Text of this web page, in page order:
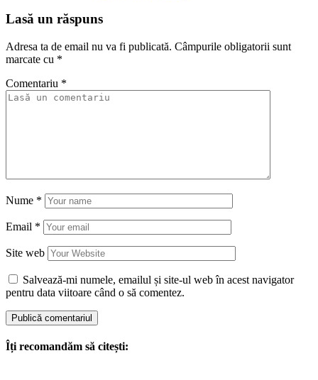
Lasă un răspuns
Adresa ta de email nu va fi publicată. Câmpurile obligatorii sunt
marcate cu *
Comentariu *
Nume *
Email *
Site web
Salvează-mi numele, emailul și site-ul web în acest navigator
pentru data viitoare când o să comentez.
Îți recomandăm să citești: